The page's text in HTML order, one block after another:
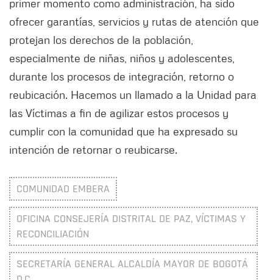
primer momento como administración, ha sido
ofrecer garantías, servicios y rutas de atención que
protejan los derechos de la población,
especialmente de niñas, niños y adolescentes,
durante los procesos de integración, retorno o
reubicación. Hacemos un llamado a la Unidad para
las Víctimas a fin de agilizar estos procesos y
cumplir con la comunidad que ha expresado su
intención de retornar o reubicarse.
COMUNIDAD EMBERA
OFICINA CONSEJERÍA DISTRITAL DE PAZ, VÍCTIMAS Y
RECONCILIACIÓN
SECRETARÍA GENERAL ALCALDÍA MAYOR DE BOGOTÁ